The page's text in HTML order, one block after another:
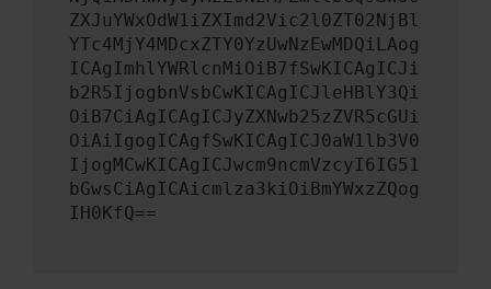
ZXJuYWxOdW1iZXImd2Vic2l0ZT02NjBl
YTc4MjY4MDcxZTY0YzUwNzEwMDQiLAog
ICAgImhlYWRlcnMiOiB7fSwKICAgICJi
b2R5IjogbnVsbCwKICAgICJleHBlY3Qi
OiB7CiAgICAgICJyZXNwb25zZVR5cGUi
OiAiIgogICAgfSwKICAgICJ0aW1lb3V0
IjogMCwKICAgICJwcm9ncmVzcyI6IG51
bGwsCiAgICAicmlza3kiOiBmYWxzZQog
IH0KfQ==